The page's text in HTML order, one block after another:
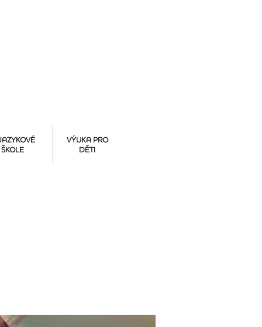
ŠKOLE
VÝUKA PRO
DĚTI